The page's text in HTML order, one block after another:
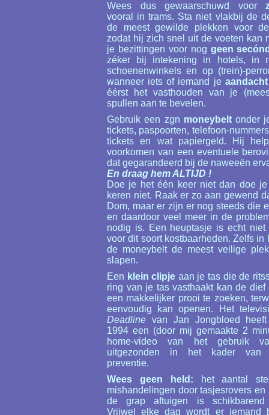
Wees dus gewaarschuwd voor
vooral in trams. Sta niet vlakbij de
de meest gewilde plekken voor
zodat hij zich snel uit de voeten kan
je bezittingen voor noggeen
zéker bij intekening in hotels, in
schoenenwinkels en op (trein)-
wanneer iets of iemand jeaandacht
éérst het vasthouden van je
spullen aan te bevelen.
Gebruik een zgnmoneybeltonder
tickets, paspoorten, telefoon-
tickets en wat papiergeld. Hij
voorkomen van een eventuele
dat gegarandeerd bij de naweeën
En draag hem ALTIJD !
Doe je het één keer niet dan doe je
keren niet. Raak er zo aan gewend
Dom, maar er zijn er nog steeds die
en daardoor veel meer in de
nodig is. Een heuptasje is echt
voor dit soort kostbaarheden. Zelfs in
de moneybelt de meest veilige
slapen.
Eenklein clipjeaan je tas die de
ring van je tas vasthaakt kan de dief
een makkelijker prooi te zoeken,
eenvoudig kan openen. Het
Deadlinevan Jan Jongbloed heeft
1994 een (door mij gemaakte 2
home-video van het gebruik
uitgezonden in het kader van
preventie.
Wees geen held:het aantal
mishandelingen door tasjesrovers en
de grap aftuigen is schikbarend
Vrijwel elke dag wordt er iemand